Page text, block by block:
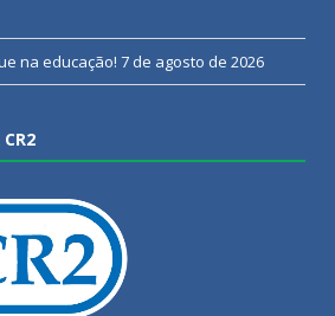
na educação! 7 de agosto de 2026